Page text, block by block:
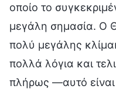
οποίο το
μεγάλη σημασία. Ο
πολύ μεγάλης
πολλά λόγια και
πλήρως —αυτό